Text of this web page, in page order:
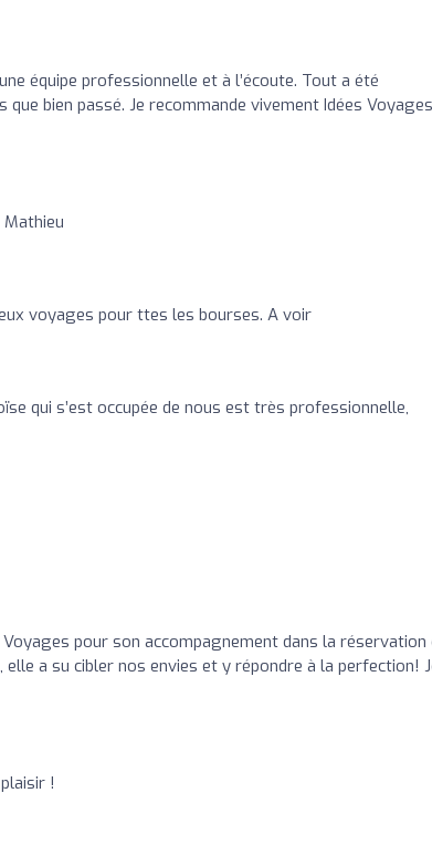
équipe professionnelle et à l’écoute. Tout a été
bien passé. Je recommande vivement Idées
voyages pour ttes les bourses. A voir
qui s’est occupée de nous est très professionnelle,
Voyages pour son accompagnement dans la réservation
a su cibler nos envies et y répondre à la perfection!
!